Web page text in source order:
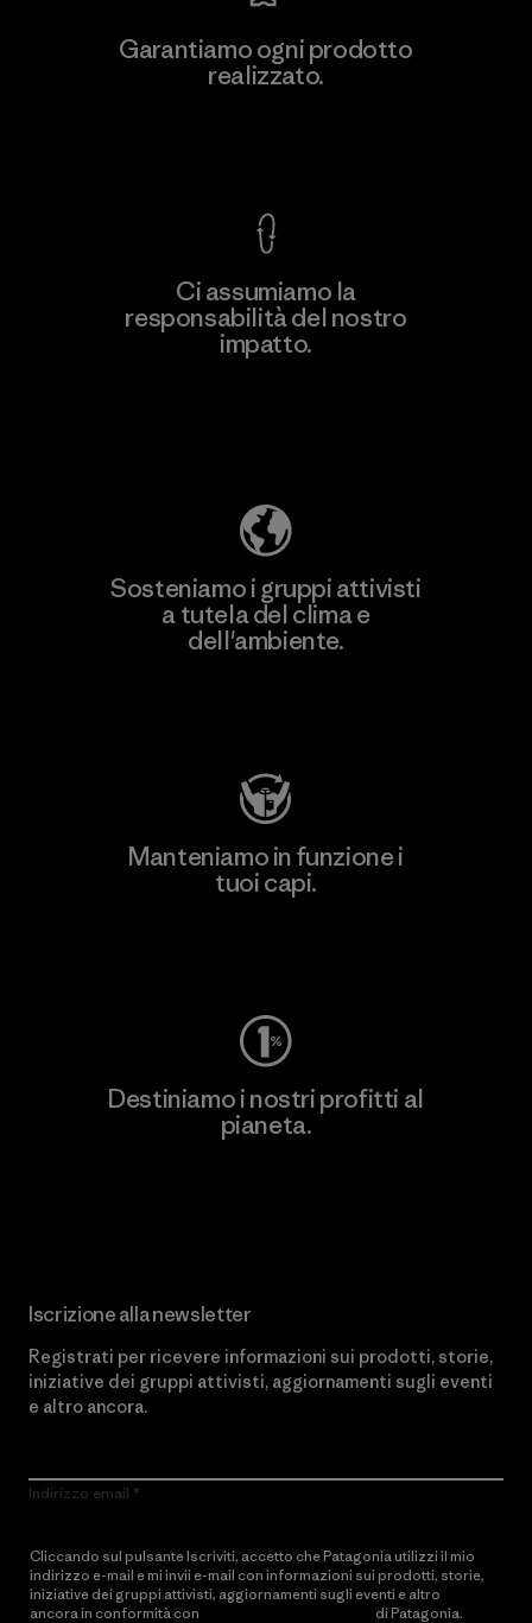
Garantiamo ogni prodotto
realizzato.
Ci assumiamo la
responsabilità del nostro
impatto.
Sosteniamo i gruppi attivisti
a tutela del clima e
dell'ambiente.
Manteniamo in funzione i
tuoi capi.
Destiniamo i nostri profitti al
pianeta.
Iscrizione alla newsletter
Registrati per ricevere informazioni sui prodotti, storie,
iniziative dei gruppi attivisti, aggiornamenti sugli eventi
e altro ancora.
Indirizzo email
Cliccando sul pulsante Iscriviti, accetto che Patagonia utilizzi il mio
indirizzo e-mail e mi invii e-mail con informazioni sui prodotti, storie,
iniziative dei gruppi attivisti, aggiornamenti sugli eventi e altro
ancora in conformità con
di Patagonia.